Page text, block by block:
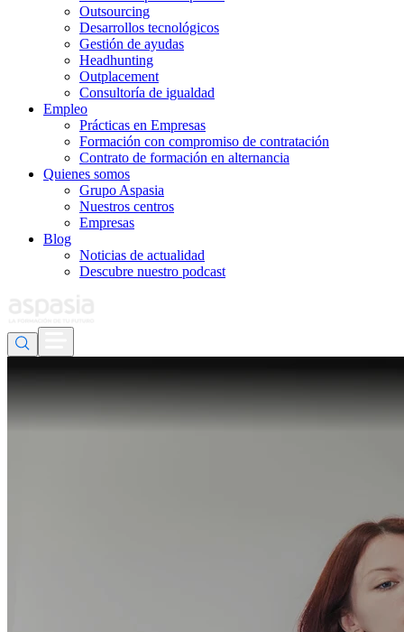
Outsourcing
Desarrollos tecnológicos
Gestión de ayudas
Headhunting
Outplacement
Consultoría de igualdad
Empleo
Prácticas en Empresas
Formación con compromiso de contratación
Contrato de formación en alternancia
Quienes somos
Grupo Aspasia
Nuestros centros
Empresas
Blog
Noticias de actualidad
Descubre nuestro podcast